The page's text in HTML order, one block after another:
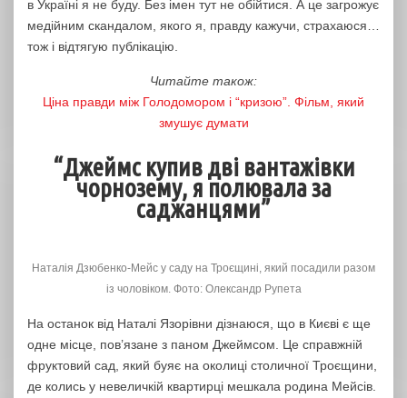
в Україні я не буду. Без імен тут не обійтися. А це загрожує
медійним скандалом, якого я, правду кажучи, страхаюся…
тож і відтягую публікацію.
Читайте також:
Ціна правди між Голодомором і “кризою”. Фільм, який
змушує думати
“Джеймс купив дві вантажівки
чорнозему, я полювала за
саджанцями”
Наталія Дзюбенко-Мейс у саду на Троєщині, який посадили разом
із чоловіком. Фото: Олександр Рупета
На останок від Наталі Язорівни дізнаюся, що в Києві є ще
одне місце, пов’язане з паном Джеймсом. Це справжній
фруктовий сад, який буяє на околиці столичної Троєщини,
де колись у невеличкій квартирці мешкала родина Мейсів.